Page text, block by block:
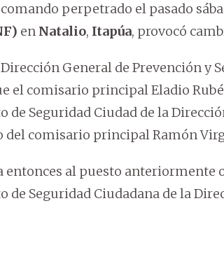
perpetrado el pasado
en Natalio, Itapúa, provocó
General de Prevención y
el comisario principal Eladio
de Seguridad Ciudad de la
del comisario principal Ramón
entonces al puesto anteriormente
de Seguridad Ciudadana de la